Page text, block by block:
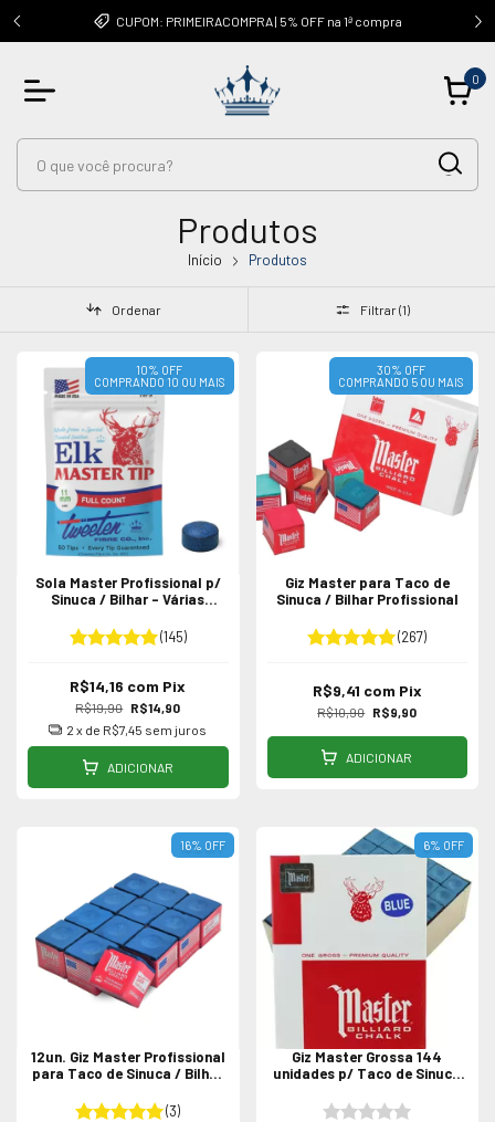
CUPOM: PRIMEIRACOMPRA | 5% OFF na 1ª compra
0
Produtos
Início Produtos
Ordenar Filtrar (1)
10% OFF
COMPRANDO 10 OU MAIS
Sola Master Profissional p/
Sinuca / Bilhar - Várias
(145)
R$19,90 R$14,90
R$14,16 com Pix
2 x de R$7,45 sem juros
ADICIONAR
30% OFF
COMPRANDO 5 OU MAIS
Giz Master para Taco de
Sinuca / Bilhar Profissional
(267)
R$10,90 R$9,90
R$9,41 com Pix
ADICIONAR
16% OFF
12un. Giz Master Profissional
para Taco de Sinuca / Bilhar
(3)
6% OFF
Giz Master Grossa 144
unidades p/ Taco de Sinuca